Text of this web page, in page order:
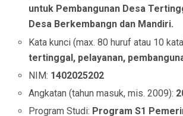
untuk Pembangunan Desa
Desa Berkembangn dan Mandiri.
Kata kunci (max. 80 huruf atau 10
tertinggal, pelayanan,
NIM: 1402025202
Angkatan (tahun masuk, mis. 2009):
Program Studi: Program S1